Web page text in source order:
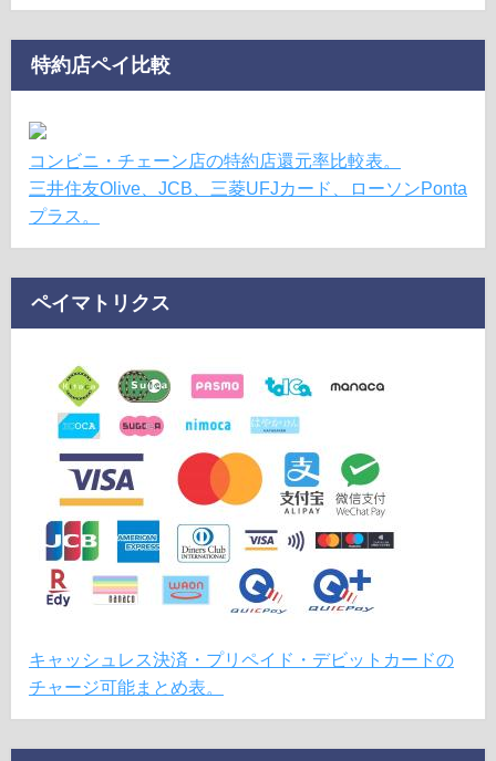
特約店ペイ比較
コンビニ・チェーン店の特約店還元率比較表。
三井住友Olive、JCB、三菱UFJカード、ローソンPonta
プラス。
ペイマトリクス
キャッシュレス決済・プリペイド・デビットカードの
チャージ可能まとめ表。